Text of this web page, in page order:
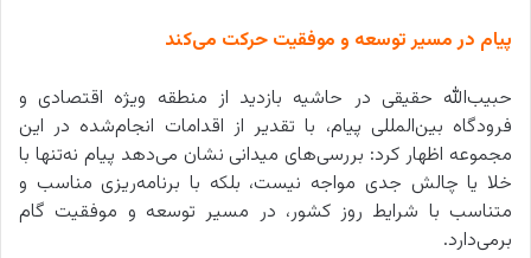
پیام در مسیر توسعه و موفقیت حرکت می‌کند
حبیب‌الله حقیقی در حاشیه بازدید از منطقه ویژه اقتصادی و
فرودگاه بین‌المللی پیام، با تقدیر از اقدامات انجام‌شده در این
مجموعه اظهار کرد: بررسی‌های میدانی نشان می‌دهد پیام نه‌تنها با
خلا یا چالش جدی مواجه نیست، بلکه با برنامه‌ریزی مناسب و
متناسب با شرایط روز کشور، در مسیر توسعه و موفقیت گام
برمی‌دارد.